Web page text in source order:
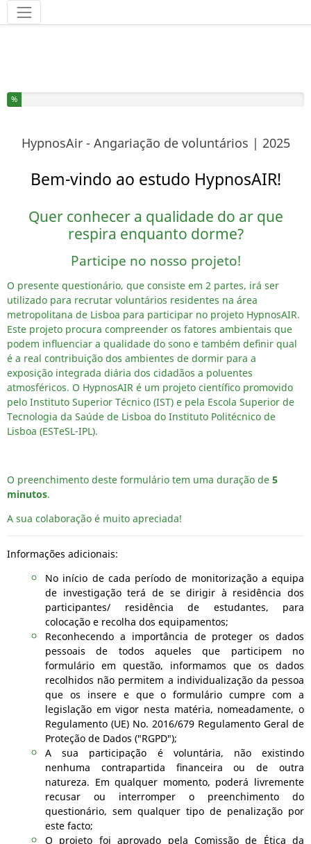
Ferramentas
Completou % do inquérito
%
HypnosAir - Angariação de voluntários | 2025
Bem-vindo ao estudo HypnosAIR!
Quer conhecer a qualidade do ar que
respira enquanto dorme?
Participe no nosso projeto!
O presente questionário, que consiste em 2 partes, irá ser
utilizado para recrutar voluntários residentes na área
metropolitana de Lisboa para participar no projeto HypnosAIR.
Este projeto procura compreender os fatores ambientais que
podem influenciar a qualidade do sono e também definir qual
é a real contribuição dos ambientes de dormir para a
exposição integrada diária dos cidadãos a poluentes
atmosféricos. O HypnosAIR é um projeto científico promovido
pelo Instituto Superior Técnico (IST) e pela Escola Superior de
Tecnologia da Saúde de Lisboa do Instituto Politécnico de
Lisboa (ESTeSL-IPL).
O preenchimento deste formulário tem uma duração de 5
minutos.
A sua colaboração é muito apreciada!
Informações adicionais:
No início de cada período de monitorização a equipa
de investigação terá de se dirigir à residência dos
participantes/ residência de estudantes, para
colocação e recolha dos equipamentos;
Reconhecendo a importância de proteger os dados
pessoais de todos aqueles que participem no
formulário em questão, informamos que os dados
recolhidos não permitem a individualização da pessoa
que os insere e que o formulário cumpre com a
legislação em vigor nesta matéria, nomeadamente, o
Regulamento (UE) No. 2016/679 Regulamento Geral de
Proteção de Dados ("RGPD");
A sua participação é voluntária, não existindo
nenhuma contrapartida financeira ou de outra
natureza. Em qualquer momento, poderá livremente
recusar ou interromper o preenchimento do
questionário, sem qualquer tipo de penalização por
este facto;
O projeto foi aprovado pela Comissão de Ética da